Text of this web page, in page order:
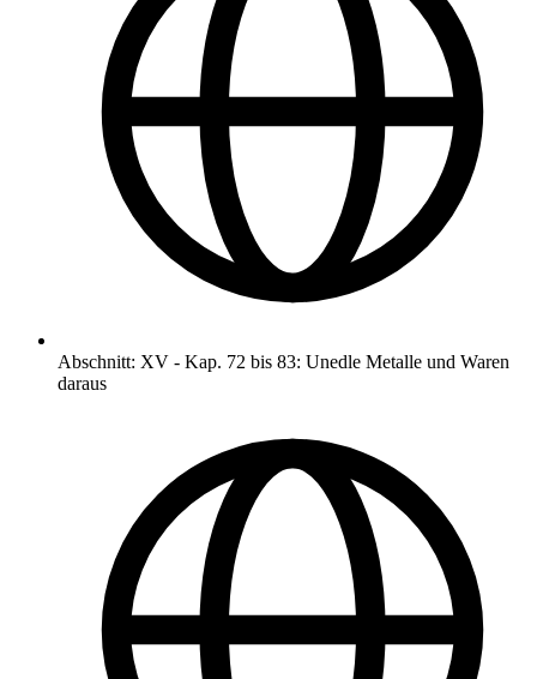
Abschnitt: XV - Kap. 72 bis 83: Unedle Metalle und Waren
daraus